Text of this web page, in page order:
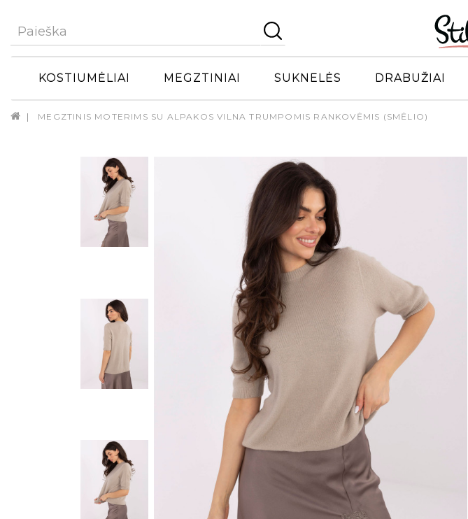
KOSTIUMĖLIAI MEGZTINIAI SUKNELĖS DRABUŽIAI
MEGZTINIS MOTERIMS SU ALPAKOS VILNA TRUMPOMIS RANKOVĖMIS (SMĖLIO)